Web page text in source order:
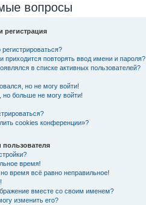
вопросы
приходится повторять ввод имени и пароля?
в списке активных пользователей?
но не могу войти!
но больше не могу войти!
cookies конференции»?
время!
время всё равно неправильное!
вместе со своим именем?
изменить его?